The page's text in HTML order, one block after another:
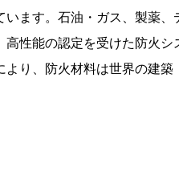
ます。石油・ガス、製薬、
性能の認定を受けた防火
り、防火材料は世界の建築